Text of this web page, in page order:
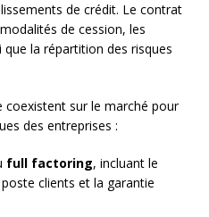
de crédit. Le contrat
de cession, les
la répartition des risques
coexistent sur le marché pour
des entreprises :
full factoring, incluant le
clients et la garantie